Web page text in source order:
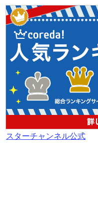
スターチャンネル公式